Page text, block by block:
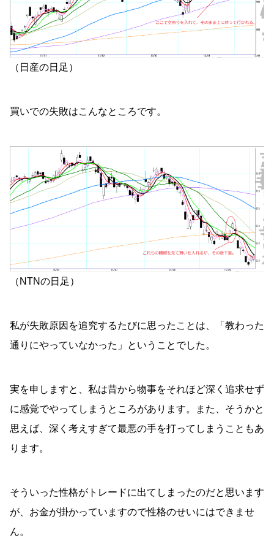
（日産の日足）
買いでの失敗はこんなところです。
（NTNの日足）
私が失敗原因を追究するたびに思ったことは、「教わった
通りにやっていなかった」ということでした。
実を申しますと、私は昔から物事をそれほど深く追求せず
に感覚でやってしまうところがあります。また、そうかと
思えば、深く考えすぎて最悪の手を打ってしまうこともあ
ります。
そういった性格がトレードに出てしまったのだと思います
が、お金が掛かっていますので性格のせいにはできませ
ん。